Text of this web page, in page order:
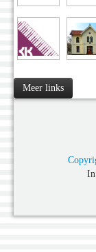
Meer links
In